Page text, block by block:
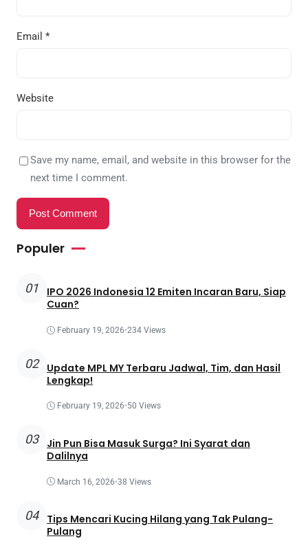
Email *
Website
Save my name, email, and website in this browser for the
next time I comment.
Populer
01
IPO 2026 Indonesia 12 Emiten Incaran Baru, Siap
Cuan?
February 19, 2026•234 Views
02
Update MPL MY Terbaru Jadwal, Tim, dan Hasil
Lengkap!
February 19, 2026•50 Views
03
Jin Pun Bisa Masuk Surga? Ini Syarat dan
Dalilnya
March 16, 2026•38 Views
04
Tips Mencari Kucing Hilang yang Tak Pulang-
Pulang